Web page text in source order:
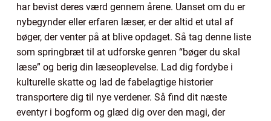
har bevist deres værd gennem årene. Uanset om du er
nybegynder eller erfaren læser, er der altid et utal af
bøger, der venter på at blive opdaget. Så tag denne liste
som springbræt til at udforske genren “bøger du skal
læse” og berig din læseoplevelse. Lad dig fordybe i
kulturelle skatte og lad de fabelagtige historier
transportere dig til nye verdener. Så find dit næste
eventyr i bogform og glæd dig over den magi, der